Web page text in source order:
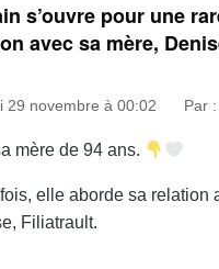
s’ouvre pour une
avec sa mère,
29 novembre à 00:02 Par
mère de 94 ans.
elle aborde sa relation
Filiatrault.